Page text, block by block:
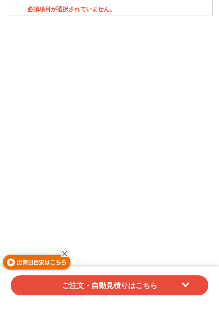
必須項目が選択されていません。
ご注文・自動見積りはこちら